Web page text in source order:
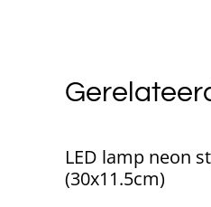
LED lamp neon
(30x11.5cm)